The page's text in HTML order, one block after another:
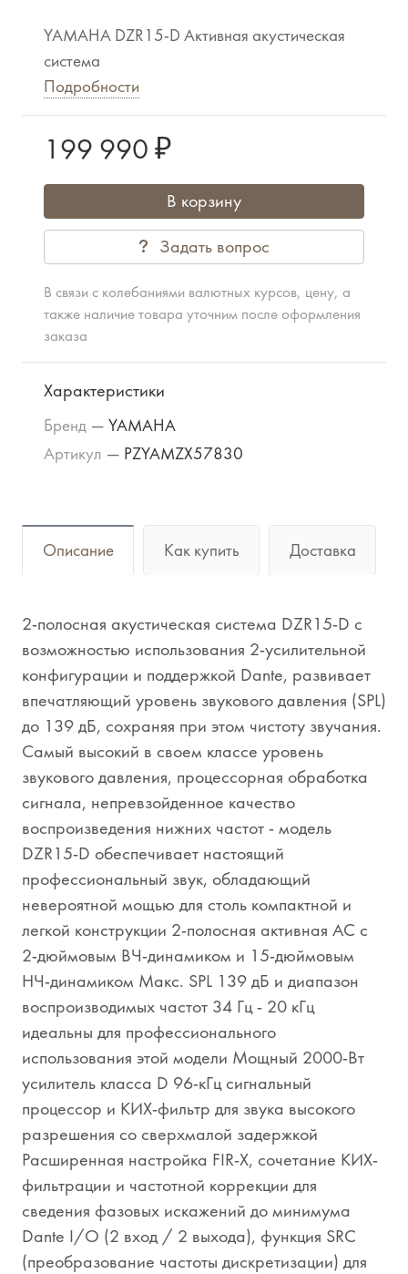
YAMAHA DZR15-D Активная акустическая
система
Подробности
199 990 ₽
В корзину
Задать вопрос
В связи с колебаниями валютных курсов, цену, а
также наличие товара уточним после оформления
заказа
Характеристики
Бренд — YAMAHA
Артикул — PZYAMZX57830
Описание Как купить Доставка
2-полосная акустическая система DZR15-D с
возможностью использования 2-усилительной
конфигурации и поддержкой Dante, развивает
впечатляющий уровень звукового давления (SPL)
до 139 дБ, сохраняя при этом чистоту звучания.
Самый высокий в своем классе уровень
звукового давления, процессорная обработка
сигнала, непревзойденное качество
воспроизведения нижних частот - модель
DZR15-D обеспечивает настоящий
профессиональный звук, обладающий
невероятной мощью для столь компактной и
легкой конструкции 2-полосная активная АС с
2-дюймовым ВЧ-динамиком и 15-дюймовым
НЧ-динамиком Макс. SPL 139 дБ и диапазон
воспроизводимых частот 34 Гц - 20 кГц
идеальны для профессионального
использования этой модели Мощный 2000-Вт
усилитель класса D 96-кГц сигнальный
процессор и КИХ-фильтр для звука высокого
разрешения со сверхмалой задержкой
Расширенная настройка FIR-X, сочетание КИХ-
фильтрации и частотной коррекции для
сведения фазовых искажений до минимума
Dante I/O (2 вход / 2 выхода), функция SRC
(преобразование частоты дискретизации) для